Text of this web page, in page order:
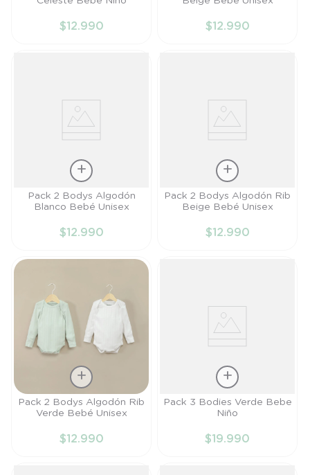
$12.990 $12.990
TallaPack 2 Bodys Algodón
Blanco Bebé Unisex
$12.990
Talla
Pack 2 Bodys Algodón Rib
Beige Bebé Unisex
$12.990
Talla
Pack 2 Bodys Algodón Rib
Verde Bebé Unisex
$12.990
Talla
Pack 3 Bodies Verde Bebe
Niño
$19.990